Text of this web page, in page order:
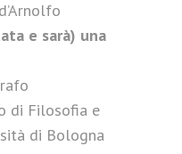
e sarà) una
di Filosofia e
di Bologna